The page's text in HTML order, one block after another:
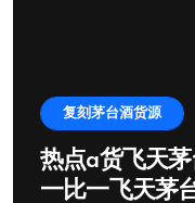
复刻茅台酒货源
热点a货飞天
一比一飞天茅